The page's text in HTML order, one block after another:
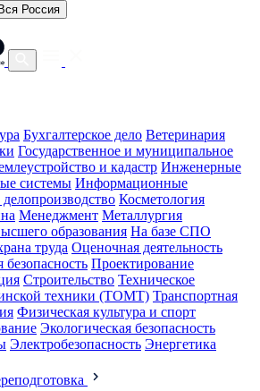
Вся Россия
Бухгалтерское дело Ветеринария
Государственное и муниципальное
и кадастр Инженерные
системы Информационные
Косметология
Менеджмент Металлургия
образования На базе СПО
труда Оценочная деятельность
Проектирование
Строительство Техническое
техники (ТОМТ) Транспортная
Физическая культура и спорт
Экологическая безопасность
Электробезопасность Энергетика